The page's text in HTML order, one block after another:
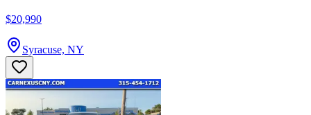
$20,990
Syracuse, NY